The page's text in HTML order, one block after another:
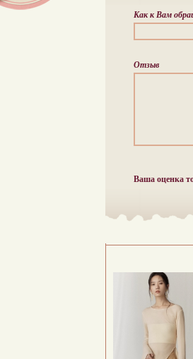
Как к Вам
Отзыв
Ваша оценка